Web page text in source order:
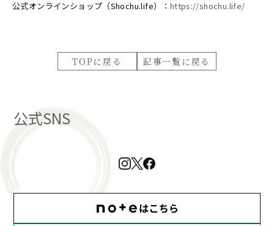
公式オンラインショップ（Shochu.life）： https://shochu.life/
TOPに戻る 記事一覧に戻る
公式SNS